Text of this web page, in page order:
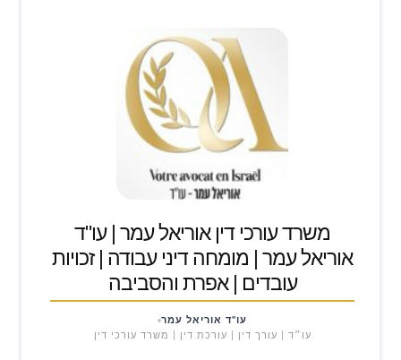
משרד עורכי דין אוריאל עמר | עו"ד
אוריאל עמר | מומחה דיני עבודה | זכויות
עובדים | אפרת והסביבה
עו"ד אוריאל עמר
עו״ד | עורך דין | עורכת דין | משרד עורכי דין